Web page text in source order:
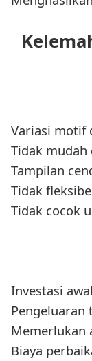
Variasi motif
Tidak
Tampilan
Tidak
Tidak cocok
Investasi
Memerlukan
Biaya